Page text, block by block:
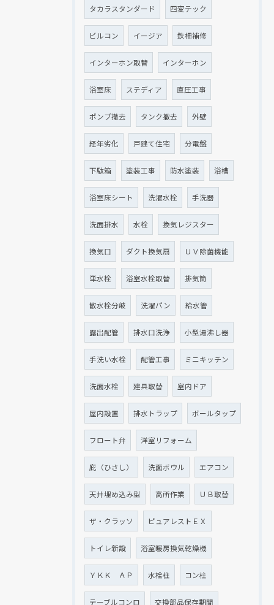
タカラスタンダード 四変テック
ビルコン イージア 鉄柵補修
インターホン取替 インターホン
浴室床 ステディア 直圧工事
ポンプ撤去 タンク撤去 外壁
経年劣化 戸建て住宅 分電盤
下駄箱 塗装工事 防水塗装 浴槽
浴室床シート 洗濯水栓 手洗器
洗面排水 水栓 換気レジスター
換気口 ダクト換気扇 ＵＶ除菌機能
単水栓 浴室水栓取替 排気筒
散水栓分岐 洗濯パン 給水管
露出配管 排水口洗浄 小型湯沸し器
手洗い水栓 配管工事 ミニキッチン
洗面水栓 建具取替 室内ドア
屋内設置 排水トラップ ボールタップ
フロート弁 洋室リフォーム
庇（ひさし） 洗面ボウル エアコン
天井埋め込み型 高所作業 ＵＢ取替
ザ・クラッソ ピュアレストＥＸ
トイレ新設 浴室暖房換気乾燥機
ＹＫＫ ＡＰ 水栓柱 コン柱
テーブルコンロ 交換部品保存期間